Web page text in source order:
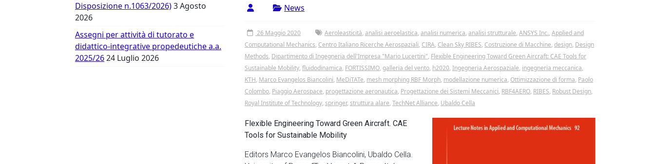
News
26 Maggio 2020 Aeroleasticità, analisi aeroelastica, analisi numerica, analisi strutturale, ANSYS Inc., Applied and
Computational Mechanics, Centro Italiano Ricerche Aerospaziali, CIRA, Clean Sky RIBES, Costruzione di Macchine, design, Design
Methods, Dipartimento di Ingegneria dell'Impresa "Mario Lucertini", Flexible Engineering Toward Green Aircraft: CAE Tools for
Sustainable Mobility, fluidodinamica, FORTISSIMO, galleria del vento, h2020, Ingegneria Aerospaziale, ingegneria meccanica,
KTH, Marco Evangelos Biancolini, MeDiTATe, mesh morphing RBF Morph, modellazione numerica, Ottimizzazione di forma, Paolo
Colombo, Piaggio Aerospace, progettazione aeronautica, Progettazione dei Sistemi Meccanici, RBF4AERO, RIBES, Robust Design,
Royal Institute of Technology, springer, struttura alare, TechNet Alliance, Ubaldo Cella
Flexible Engineering Toward Green Aircraft. CAE
Tools for Sustainable Mobility
Editors Marco Evangelos Biancolini, Ubaldo Cella.
Disposizione n.1063/2026)3 Agosto
2026
Assegni per attività di tutorato e
didattico-integrative propedeutiche a.a.
2025/2624 Luglio 2026